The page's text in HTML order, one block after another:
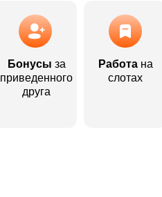
Бонусы за
приведенного
друга
Работа на
слотах